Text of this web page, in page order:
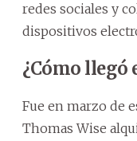
redes sociales y
dispositivos
¿Cómo llegó
Fue en marzo de
Thomas Wise